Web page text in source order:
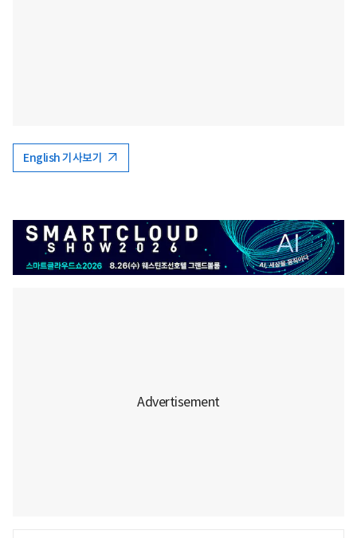
English 기사보기